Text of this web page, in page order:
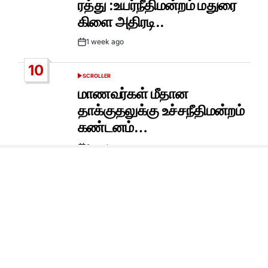
© All rights reserved. Proudly powered by WordPress. Theme
NewsMarks designed byWPInterface.